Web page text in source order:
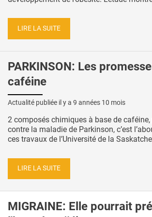
LIRE LA SUITE
PARKINSON: Les
caféine
Actualité publiée il y a 9 années 10 mois
2 composés chimiques à base de
contre la maladie de Parkinson, c’est
ces travaux de l’Université de la
LIRE LA SUITE
MIGRAINE: Elle pourrait